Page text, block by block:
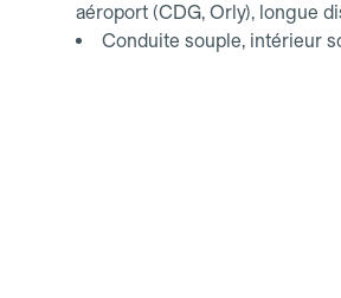
aéroport (CDG, Orly), longue
Conduite souple, intérieur